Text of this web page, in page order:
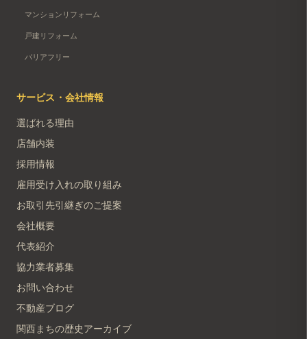
マンションリフォーム
戸建リフォーム
バリアフリー
サービス・会社情報
選ばれる理由
店舗内装
採用情報
雇用受け入れの取り組み
お取引先引継ぎのご提案
会社概要
代表紹介
協力業者募集
お問い合わせ
不動産ブログ
関西まちの歴史アーカイブ